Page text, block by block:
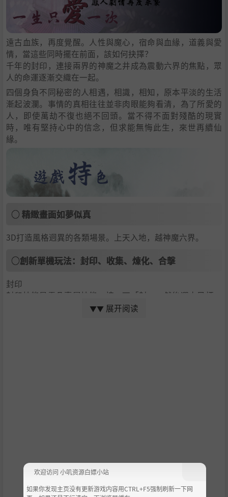
遠古血族，再度覺醒。人性與魔心，宿命與血緣，道義與愛
情，當這些同時擺在前面，該如何抉擇？
千年的封印，連接兩界的神魔之井成為震動六界的焦點，眾
人的命運逐漸交織在一起。
四個身負不同秘密的人相遇，相識，相知，原本平淡的生活
漸起波瀾。事情的真相往往並非肉眼能夠看清，為了所愛的
人，即使萬劫不復也絕不回頭。當不得不面對殘酷的現實
時，唯有堅持心中的信念，但求能無悔此生，來世再續仙
緣。
○ 精緻畫面如夢似真
3D打造風格迥異的各類場景。上天入地，越神魔六界。
○創新單機玩法：封印、收集、煉化、合擊
封印
封印技能是雲凡專屬技能，按一下「封」，然後選中目標，
可封印敵人。封印成功後，封印狀態下打死敵人可獲得相應
○ 節奏清爽打擊暢快
本作採用回合製戰鬥機制。隊伍中最多可同時有3人出場戰
▼▼ 展开阅读
欢迎访问 小叽资源白嫖小站
如果你发现主页没有更新游戏内容用CTRL+F5强制刷新一下网